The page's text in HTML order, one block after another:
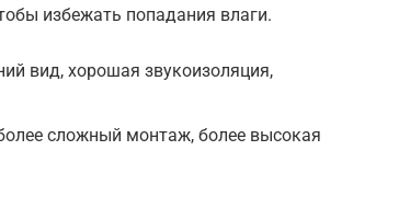
избежать попадания влаги.
вид, хорошая звукоизоляция,
сложный монтаж, более высокая